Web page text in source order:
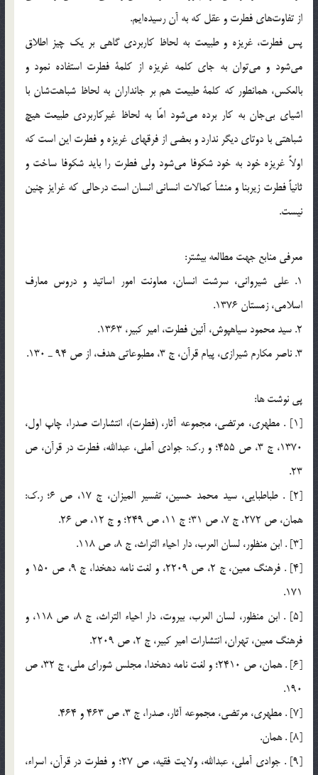
از تفاوت‌هاي فطرت و عقل كه به آن رسيده‌ايم.
پس فطرت، غريزه و طبيعت به لحاظ كاربردي گاهي بر يك چيز اطلاق
مي‌شود و مي‌توان به جاي كلمه غريزه از كلمة فطرت استفاده نمود و
بالعكس، همانطور كه كلمة طبيعت هم بر جانداران به لحاظ شباهت‌شان با
اشياي بي‌جان به كار برده مي‌شود امّا به لحاظ غيركاربردي طبيعت هيچ
شباهتي با دوتاي ديگر ندارد و بعضي از فرقهاي غريزه و فطرت اين است كه
اولاً غريزه خود به خود شكوفا مي‌شود ولي فطرت را بايد شكوفا ساخت و
ثانياً فطرت زيربنا و منشأ كمالات انساني انسان است درحالي كه غرايز چنين
نيست.
معرفي منابع جهت مطالعه بيشتر:
1. علي شيرواني، سرشت انسان، معاونت امور اساتيد و دروس معارف
اسلامي، زمستان 1376.
2. سيد محمود سياهپوش، آئين فطرت، امير كبير، 1363.
3. ناصر مكارم شيرازي، پيام قرآن، ج 3، مطبوعاتي هدف، از ص 94 ـ 130.
پي نوشت ها:
[1] . مطهري، مرتضي، مجموعه آثار، (فطرت)، انتشارات صدرا، چاپ اول،
1370، ج 3، ص 455؛ و ر.ك: جوادي آملي، عبدالله، فطرت در قرآن، ص
23.
[2] . طباطبايي، سيد محمد حسين، تفسير ‌الميزان، ج 17، ص 6؛ ر.ك:
همان، ص 272، ج 7، ص 31؛ ج 11، ص 249؛ و ج 12، ص 26.
[3] . ابن منظور، لسان العرب، دار احياء التراث، ج 8، ص 118.
[4] . فرهنگ معين، ج 2، ص 2209، و لغت نامه دهخدا، ج 9، ص 150 و
171.
[5] . ابن منظور، لسان العرب، بيروت، دار احياء التراث، ج 8، ص 118، و
فرهنگ معين، تهران، انتشارات امير كبير، ج 2، ص 2209.
[6] . همان، ص 2410؛ و لغت نامه دهخدا، مجلس شوراي ملي، ج 32، ص
190.
[7] . مطهري، ‌مرتضي، مجموعه آثار، صدرا، ج 3، ص 463 و 464.
[8] . همان.
[9] . جوادي آملي، عبدالله، ولايت فقيه، ص 27؛ و فطرت در قرآن، اسراء،